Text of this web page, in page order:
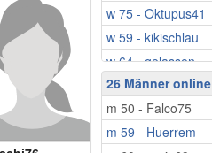
w 75 - Oktupus41
w 59 - kikischlau
w 64 - gelassen
w 64 - Monja61
w 65 - Naturfreund
w 69 - jenny11
26 Männer online
m 50 - Falco75
m 59 - Huerrem